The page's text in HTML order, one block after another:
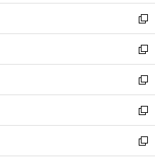
開
く
ウ
で
開
く
ン
ド
ウ
で
開
く
ウ
ィ
ン
ド
ウ
で
開
く
し
い
ウ
ィ
ン
ド
ウ
で
開
く
新
し
い
ウ
ィ
ン
ド
ウ
で
新
し
い
ウ
ィ
ン
ド
新
し
い
ウ
ィ
新
し
い
新